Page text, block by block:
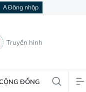
Đăng nhập
Truyền hình
ĐỒNG